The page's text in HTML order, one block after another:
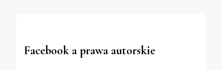
Facebook a prawa autorskie